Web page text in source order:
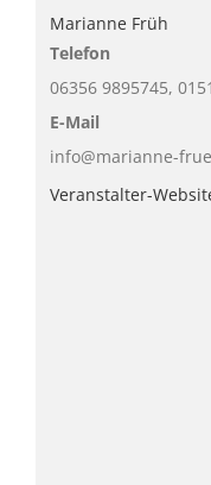
Marianne Früh
Telefon
06356 9895745,
E-Mail
info@marianne-
Veranstalter-